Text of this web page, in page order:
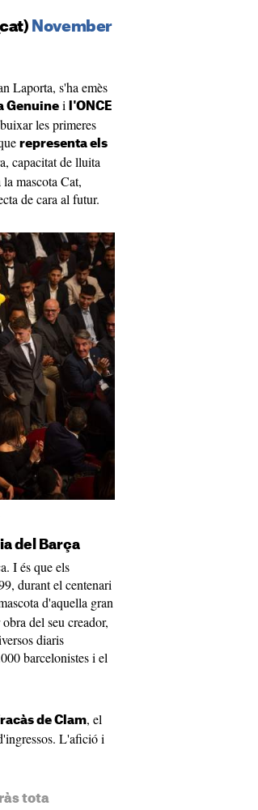
November
Laporta, s'ha emès
Genuine i l'ONCE
les primeres
representa els
capacitat de lluita
mascota Cat,
de cara al futur.
del Barça
I és que els
durant el centenari
d'aquella gran
del seu creador,
diaris
barcelonistes i el
de Clam, el
L'afició i
tota